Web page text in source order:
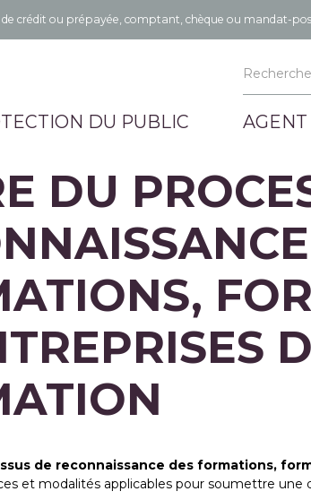
de crédit ou prépayée, comptant, chèque ou mandat-
DU PUBLIC AGENT
DU
de reconnaissance des formations,
et modalités applicables pour soumettre une